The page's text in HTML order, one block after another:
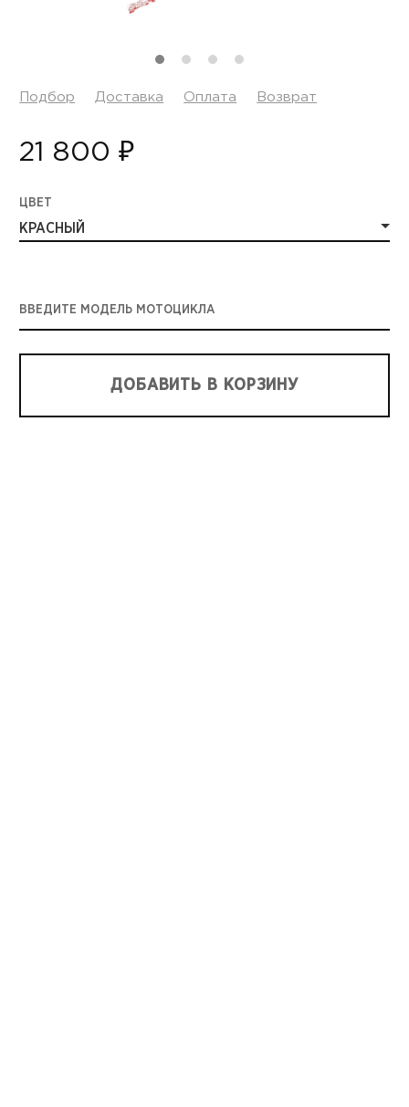
Подбор Доставка Оплата Возврат
21 800 ₽
ЦВЕТ
КРАСНЫЙ
ВВЕДИТЕ МОДЕЛЬ МОТОЦИКЛА
ДОБАВИТЬ В КОРЗИНУ